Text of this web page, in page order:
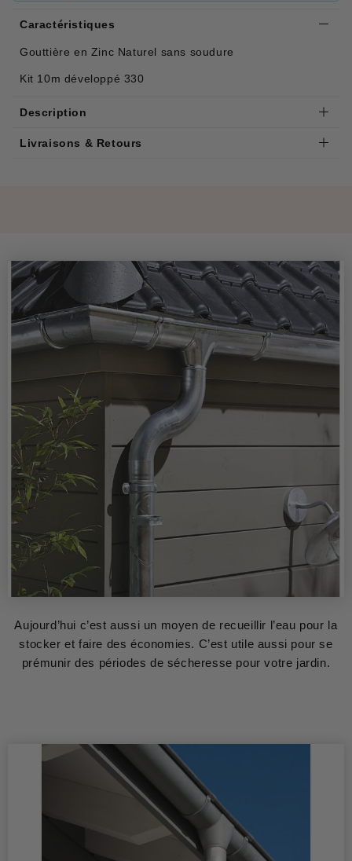
Caractéristiques
Gouttière en Zinc Naturel sans soudure
Kit 10m développé 330
Description
Livraisons & Retours
Aujourd’hui c’est aussi un moyen de recueillir l’eau pour la
stocker et faire des économies. C’est utile aussi pour se
prémunir des périodes de sécheresse pour votre jardin.